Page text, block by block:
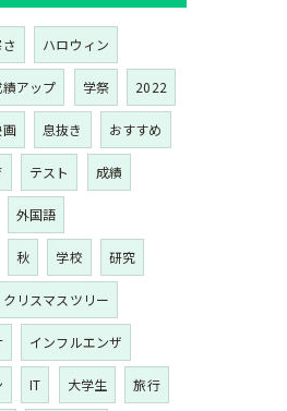
ハロウィン
績アップ 学祭 2022
息抜き おすすめ
テスト 成績
外国語
秋 学校 研究
クリスマスツリー
インフルエンザ
IT 大学生 旅行